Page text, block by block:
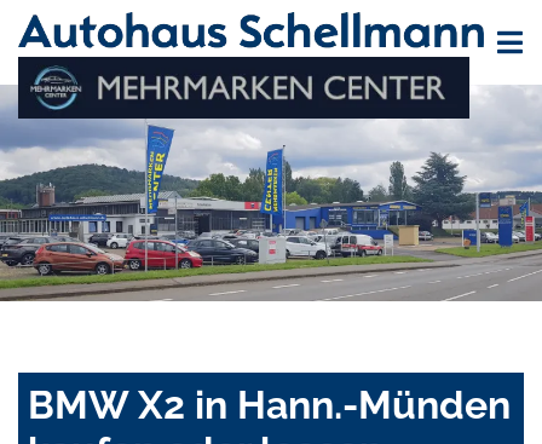
BMW X2 in Hann.-Münden